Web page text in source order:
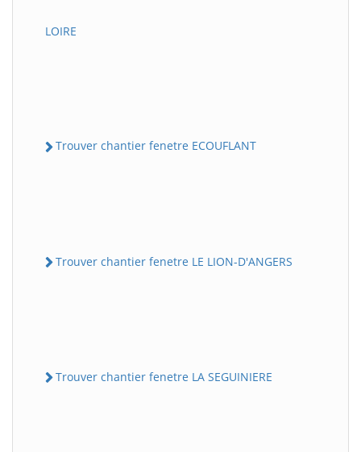
LOIRE
Trouver chantier fenetre ECOUFLANT
Trouver chantier fenetre LE LION-D'ANGERS
Trouver chantier fenetre LA SEGUINIERE